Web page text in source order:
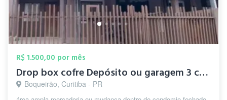
R$ 1.500,00 por mês
Drop box cofre Depósito ou garagem 3 car...
Boqueirão, Curitiba - PR